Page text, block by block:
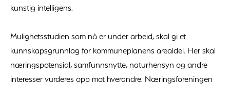
kunstig intelligens.
Mulighetsstudien som nå er under arbeid, skal gi et
kunnskapsgrunnlag for kommuneplanens arealdel. Her skal
næringspotensial, samfunnsnytte, naturhensyn og andre
interesser vurderes opp mot hverandre. Næringsforeningen